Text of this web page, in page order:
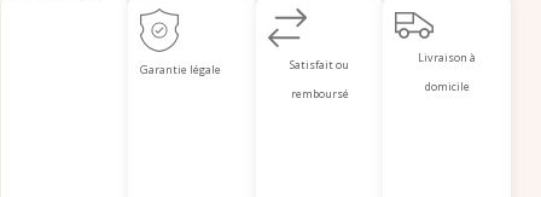
Garantie légale
Satisfait ou
remboursé
Livraison à
domicile